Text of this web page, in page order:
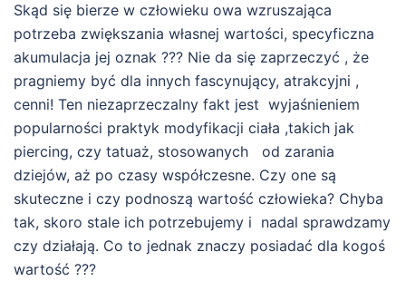
Skąd się bierze w człowieku owa wzruszająca
potrzeba zwiększania własnej wartości, specyficzna
akumulacja jej oznak ??? Nie da się zaprzeczyć , że
pragniemy być dla innych fascynujący, atrakcyjni ,
cenni! Ten niezaprzeczalny fakt jest wyjaśnieniem
popularności praktyk modyfikacji ciała ,takich jak
piercing, czy tatuaż, stosowanych od zarania
dziejów, aż po czasy współczesne. Czy one są
skuteczne i czy podnoszą wartość człowieka? Chyba
tak, skoro stale ich potrzebujemy i nadal sprawdzamy
czy działają. Co to jednak znaczy posiadać dla kogoś
wartość ???